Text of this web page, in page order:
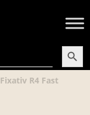
Search
Fixativ R4 Fast